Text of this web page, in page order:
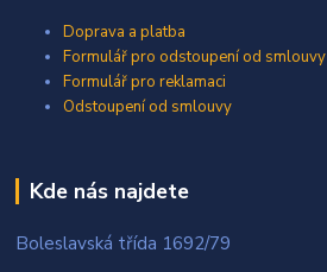
Doprava a platba
Formulář pro odstoupení od smlouvy
Formulář pro reklamaci
Odstoupení od smlouvy
Kde nás najdete
Boleslavská třída 1692/79